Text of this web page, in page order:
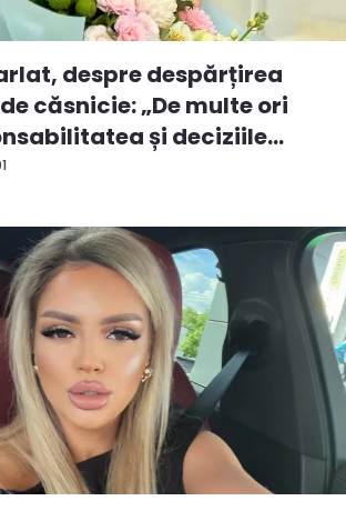
despre despărțirea
căsnicie: „De multe ori
și deciziile